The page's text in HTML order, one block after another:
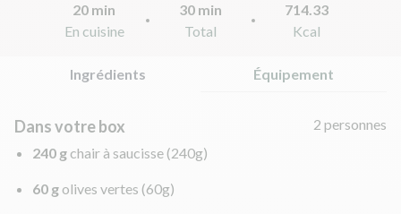
20 min
En cuisine
30 min
Total
714.33
Kcal
Ingrédients Équipement
Dans votre box
2 personnes
240 g chair à saucisse (240g)
60 g olives vertes (60g)